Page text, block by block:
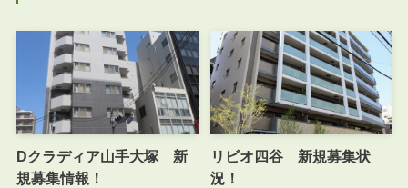
Dクラディア山手大塚 新
規募集情報！
リビオ四谷 新規募集状
況！